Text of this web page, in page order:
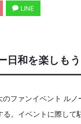
LINE
日和を楽しもう
ファンイベント ル
。イベントに際して